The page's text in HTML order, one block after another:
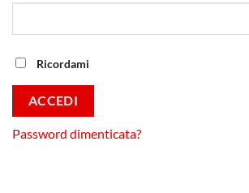
Ricordami
ACCEDI
Password dimenticata?